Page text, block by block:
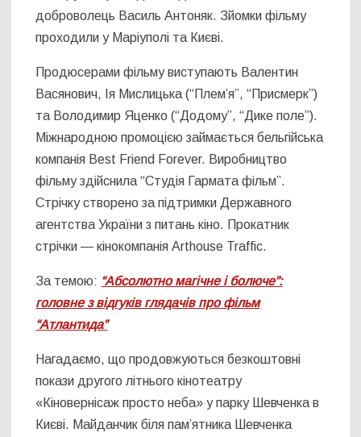
доброволець Василь Антоняк. Зйомки фільму
проходили у Маріуполі та Києві.
Продюсерами фільму виступають Валентин
Васянович, Ія Мислицька (“Плем’я”, “Присмерк”)
та Володимир Яценко (“Додому”, “Дике поле”).
Міжнародною промоцією займається бельгійська
компанія Best Friend Forever. Виробництво
фільму здійснила “Студія Гармата фільм”.
Стрічку створено за підтримки Державного
агентства України з питань кіно. Прокатник
стрічки — кінокомпанія Arthouse Traffic.
За темою: “Абсолютно магічне і болюче”:
головне з відгуків глядачів про фільм
“Атлантида”
Нагадаємо, що продовжуються безкоштовні
покази другого літнього кінотеатру
«Кіновернісаж просто неба» у парку Шевченка в
Києві. Майданчик біля пам’ятника Шевченка